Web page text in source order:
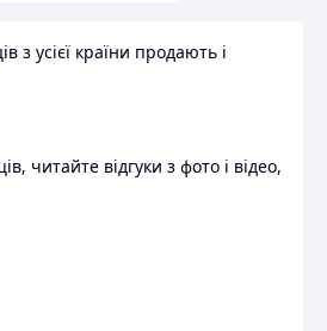
усієї країни продають і
читайте відгуки з фото і відео,